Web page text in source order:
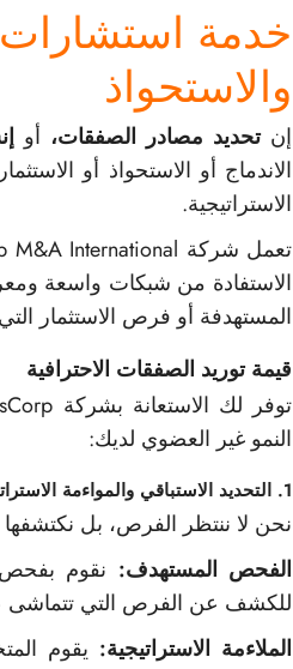
خدمة استشارات
والاستحواذ
إنتحديد مصادر الصفقات، أو
الاندماج أو الاستحواذ أو
الاستراتيجية.
الاستفادة من شبكات واسعة
المستهدفة أو فرص الاستثمار
قيمة توريد الصفقات الاحترافية
النمو غير العضوي لديك:
1. التحديد الاستباقي والمواءمة الاستراتيجية
نحن لا ننتظر الفرص، بل
الفحص المستهدف: نقوم بفحص
للكشف عن الفرص التي تتماشى
الملاءمة الاستراتيجية: يقوم